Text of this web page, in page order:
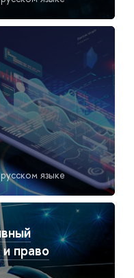
языке
право